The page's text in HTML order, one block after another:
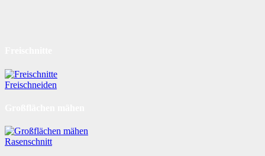
Freischneiden
Rasenschnitt